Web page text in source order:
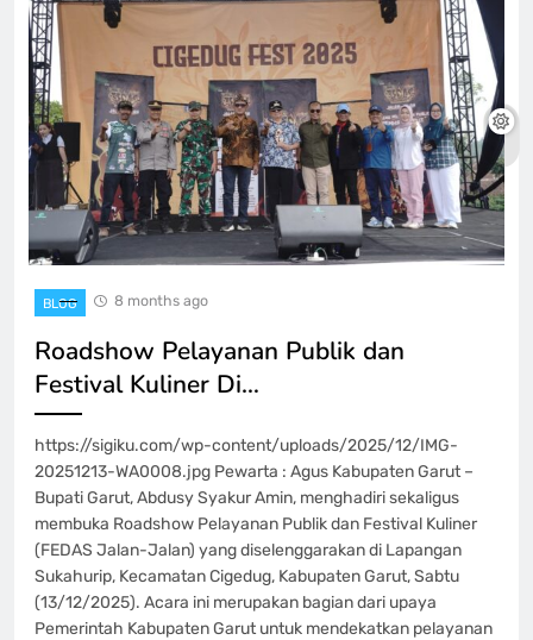
BLOG 8 months ago
Roadshow Pelayanan Publik dan
Festival Kuliner Di…
https://sigiku.com/wp-content/uploads/2025/12/IMG-
20251213-WA0008.jpg Pewarta : Agus Kabupaten Garut –
Bupati Garut, Abdusy Syakur Amin, menghadiri sekaligus
membuka Roadshow Pelayanan Publik dan Festival Kuliner
(FEDAS Jalan-Jalan) yang diselenggarakan di Lapangan
Sukahurip, Kecamatan Cigedug, Kabupaten Garut, Sabtu
(13/12/2025). Acara ini merupakan bagian dari upaya
Pemerintah Kabupaten Garut untuk mendekatkan pelayanan